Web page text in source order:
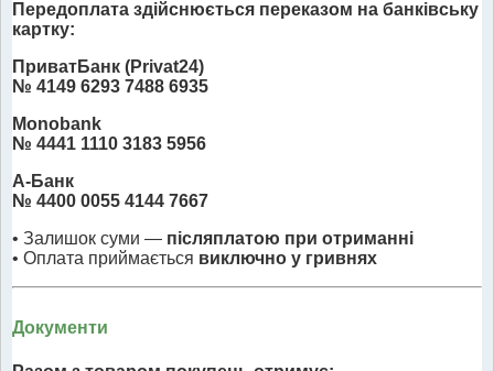
Передоплата здійснюється переказом на банківську
картку:
ПриватБанк (Privat24)
№ 4149 6293 7488 6935
Monobank
№ 4441 1110 3183 5956
А-Банк
№ 4400 0055 4144 7667
• Залишок суми — післяплатою при отриманні
• Оплата приймається виключно у гривнях
Документи